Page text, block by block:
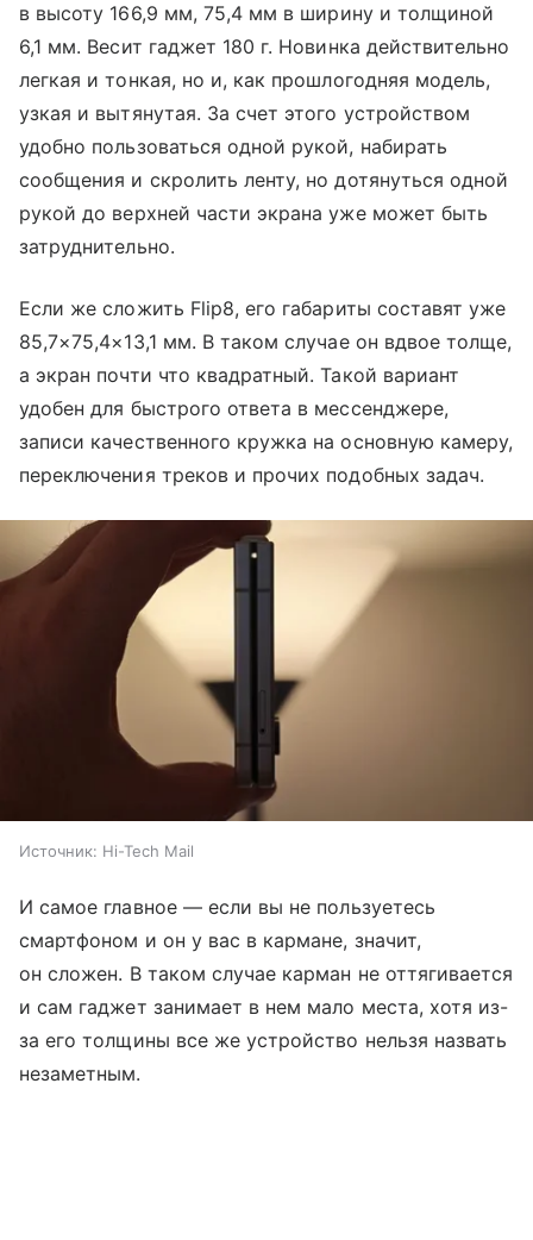
в высоту 166,9 мм, 75,4 мм в ширину и толщиной
6,1 мм. Весит гаджет 180 г. Новинка действительно
легкая и тонкая, но и, как прошлогодняя модель,
узкая и вытянутая. За счет этого устройством
удобно пользоваться одной рукой, набирать
сообщения и скролить ленту, но дотянуться одной
рукой до верхней части экрана уже может быть
затруднительно.
Если же сложить Flip8, его габариты составят уже
85,7×75,4×13,1 мм. В таком случае он вдвое толще,
а экран почти что квадратный. Такой вариант
удобен для быстрого ответа в мессенджере,
записи качественного кружка на основную камеру,
переключения треков и прочих подобных задач.
Источник: Hi-Tech Mail
И самое главное — если вы не пользуетесь
смартфоном и он у вас в кармане, значит,
он сложен. В таком случае карман не оттягивается
и сам гаджет занимает в нем мало места, хотя из-
за его толщины все же устройство нельзя назвать
незаметным.